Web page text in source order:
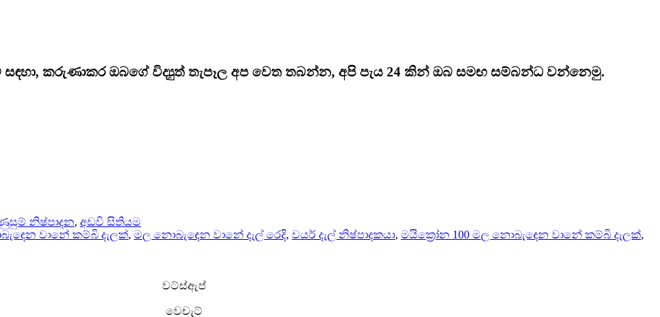
කරුණාකර ඔබගේ විද්‍යුත් තැපෑල අප වෙත තබන්න, අපි පැය 24 කින් ඔබ සමඟ සම්බන්ධ වන්නෙමු.
නිෂ්පාදන, අඩවි සිතියම
වානේ කම්බි දැලක්, මල නොබැඳෙන වානේ දැල් රෙදි, වයර් දැල් නිෂ්පාදකයා, මයික්‍රෝන 100 මල නොබැඳෙන වානේ කම්බි දැලක්,
වට්ස්ඇප්
වෙචැට්